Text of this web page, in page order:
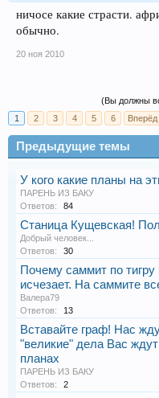
ничосе какие страсти.
обычно.
20 ноя 2010
(Вы должны
1
2 3 4 5 6 Вперёд
Предыдущие темы
У кого какие планы на
ПАРЕНЬ ИЗ БАКУ
Ответов:
84
Станица Кущевская!
Добрый человек...
Ответов:
30
Почему саммит по
исчезает. На саммите
Валера79
Ответов:
13
Вставайте граф! Нас
"великие" дела Вас
планах
ПАРЕНЬ ИЗ БАКУ
Ответов:
2